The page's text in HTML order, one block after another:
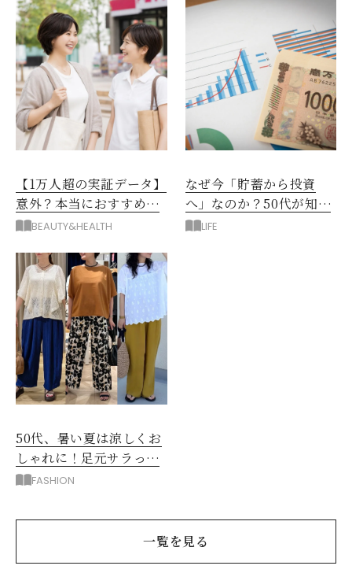
【1万人超の実証データ】
意外？本当におすすめな
運動とストレス解消法と
BEAUTY&HEALTH
なぜ今「貯蓄から投資
へ」なのか？50代が知る
べきお金の新常識
LIFE
50代、暑い夏は涼しくお
しゃれに！足元サラっと
快適「優秀ワイドパン
FASHION
一覧を見る